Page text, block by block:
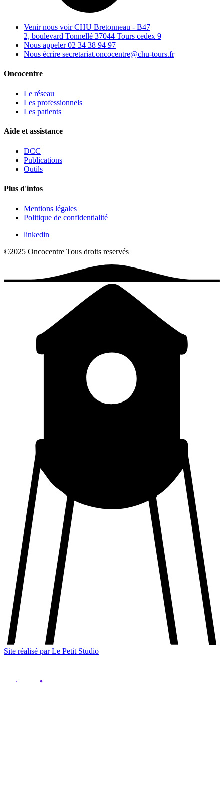
Venir nous voir CHU Bretonneau - B47
2, boulevard Tonnellé 37044 Tours cedex 9
Nous appeler 02 34 38 94 97
Nous écrire secretariat.oncocentre@chu-tours.fr
Oncocentre
Le réseau
Les professionnels
Les patients
Aide et assistance
DCC
Publications
Outils
Plus d'infos
Mentions légales
Politique de confidentialité
linkedin
©2025 Oncocentre Tous droits reservés
Site réalisé par Le Petit Studio